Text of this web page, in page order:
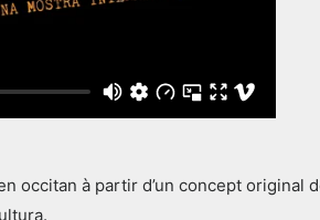
occitan à partir d’un concept original